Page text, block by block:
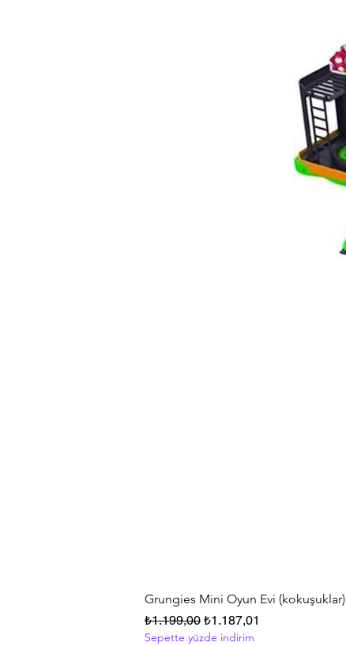
Grungies Mini Oyun Evi (kokuşuklar)
Normal Fiyat
₺1.199,00 İndirimli Fiyat
₺1.187,01
Sepette yüzde indirim